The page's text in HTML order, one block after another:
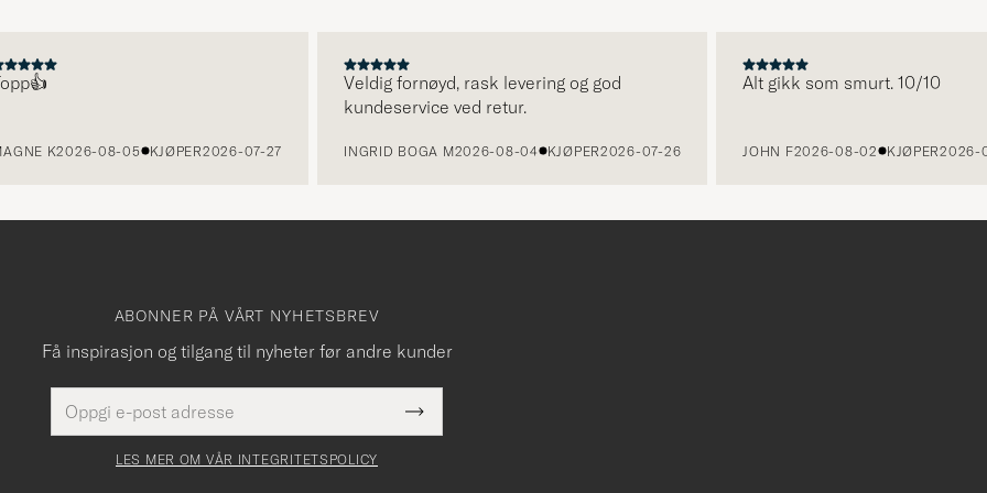
K2026-08-05 KJØPER2026-07-27
Veldig fornøyd, rask levering og god
kundeservice ved retur.
INGRID BOGA M2026-08-04 KJØPER2026-07-26
Alt gikk som smurt. 10/10
JOHN F2026-08-02 KJØPER2026-07-24
ABONNER PÅ VÅRT NYHETSBREV
Få inspirasjon og tilgang til nyheter før andre kunder
postadresse
Dette
felt
Submit
Newsletter
LES MER OM VÅR INTEGRITETSPOLICY